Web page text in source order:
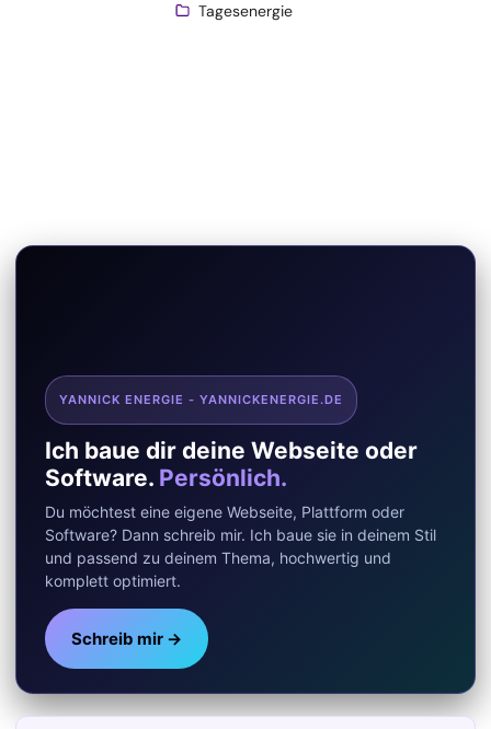
Tagesenergie
YANNICK ENERGIE - YANNICKENERGIE.DE
Ich baue dir deine Webseite oder
Software. Persönlich.
Du möchtest eine eigene Webseite, Plattform oder
Software? Dann schreib mir. Ich baue sie in deinem Stil
und passend zu deinem Thema, hochwertig und
komplett optimiert.
Schreib mir →